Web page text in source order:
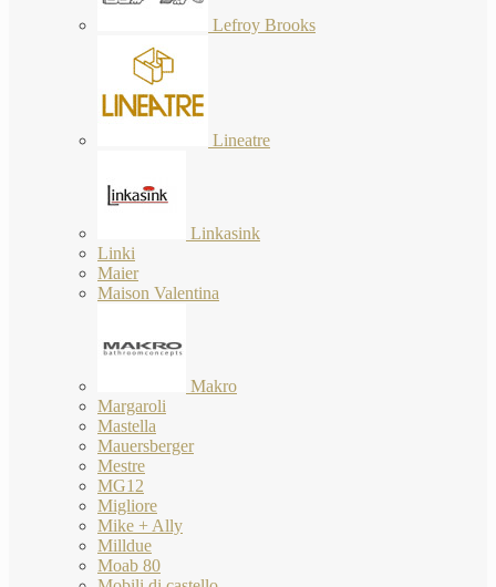
Lefroy Brooks
Lineatre
Linkasink
Linki
Maier
Maison Valentina
Makro
Margaroli
Mastella
Mauersberger
Mestre
MG12
Migliore
Mike + Ally
Milldue
Moab 80